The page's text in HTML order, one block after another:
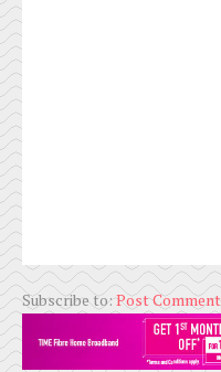
Subscribe to:Post